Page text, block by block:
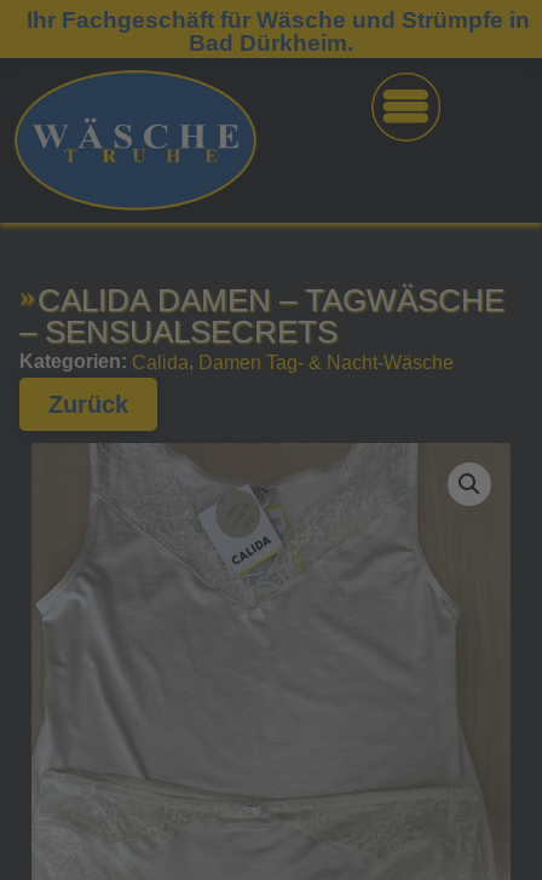
Ihr Fachgeschäft für Wäsche und Strümpfe in
Bad Dürkheim.
CALIDA DAMEN – TAGWÄSCHE
– SENSUALSECRETS
Kategorien: Calida, Damen Tag- & Nacht-Wäsche
Zurück